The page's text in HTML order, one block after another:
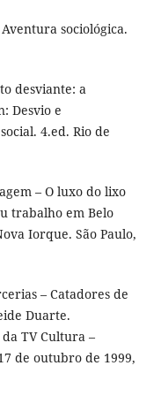
sociológica.
desviante: a
Desvio e
4.ed. Rio de
– O luxo do lixo
trabalho em Belo
Iorque. São Paulo,
– Catadores de
Duarte.
TV Cultura –
de outubro de 1999,